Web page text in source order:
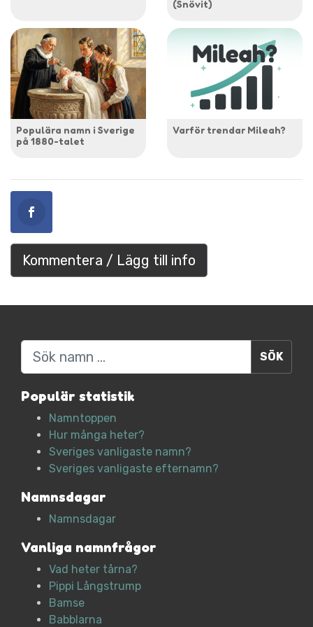
(Snövit)
Populära namn i Sverige
på 1880-talet
Varför trendar Mileah?
Kommentera / Lägg till info
Sök
Populär statistik
Namntoppen
Hur många heter?
Sveriges vanligaste namn?
Sveriges vanligaste efternamn?
Namnsdagar
Namnsdagar
Vanliga namnfrågor
Vad heter tårna?
Pippi Långstrump
Bamse
Babblarna